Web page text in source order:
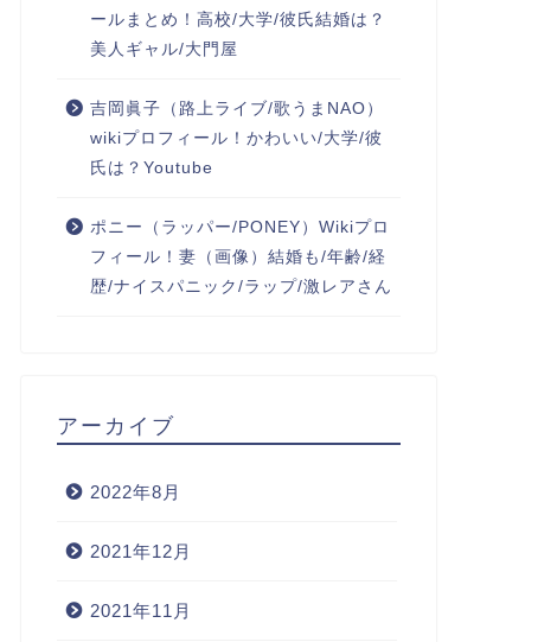
ールまとめ！高校/大学/彼氏結婚は？
美人ギャル/大門屋
吉岡眞子（路上ライブ/歌うまNAO）
wikiプロフィール！かわいい/大学/彼
氏は？Youtube
ポニー（ラッパー/PONEY）Wikiプロ
フィール！妻（画像）結婚も/年齢/経
歴/ナイスパニック/ラップ/激レアさん
アーカイブ
2022年8月
2021年12月
2021年11月